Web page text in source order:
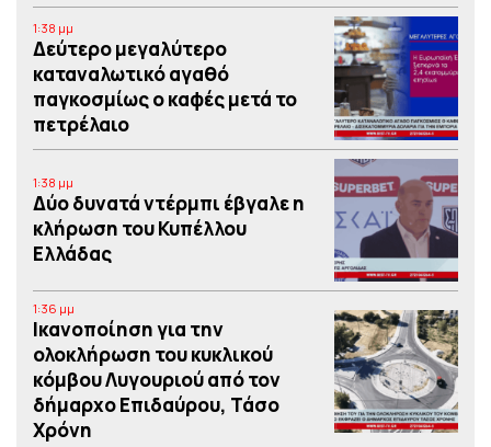
1:38 μμ
Δεύτερο μεγαλύτερο
καταναλωτικό αγαθό
παγκοσμίως ο καφές μετά το
πετρέλαιο
1:38 μμ
Δύο δυνατά ντέρμπι έβγαλε η
κλήρωση του Κυπέλλου
Ελλάδας
1:36 μμ
Iκανοποίηση για την
ολοκλήρωση του κυκλικού
κόμβου Λυγουριού από τον
δήμαρχο Επιδαύρου, Τάσο
Χρόνη